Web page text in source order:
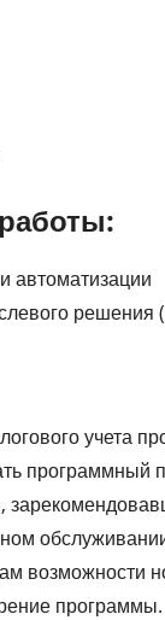
автоматизации
учета
возможности